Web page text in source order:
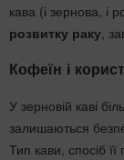
кава (і зернова, і
розвитку раку ,
Кофеїн і
У зерновій каві
залишаються
Тип кави, спосіб